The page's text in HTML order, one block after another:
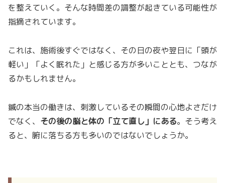
を整えていく。そんな時間差の調整が起きている可能性が
指摘されています。
これは、施術後すぐではなく、その日の夜や翌日に「頭が
軽い」「よく眠れた」と感じる方が多いこととも、つなが
るかもしれません。
鍼の本当の働きは、刺激しているその瞬間の心地よさだけ
でなく、 その後の脳と体の「立て直し」にある。そう考え
ると、腑に落ちる方も多いのではないでしょうか。